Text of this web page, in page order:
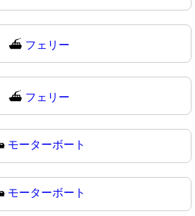
⛴️ フェリー
⛴ フェリー
モーターボート
モーターボート